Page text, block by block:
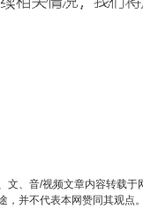
文、音/视频文章内容转载
，并不代表本网赞同其观